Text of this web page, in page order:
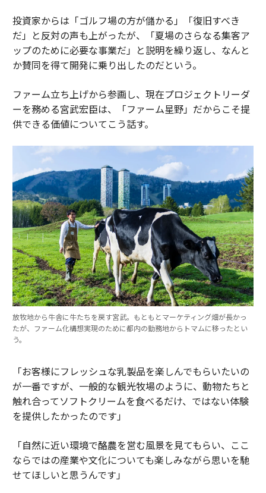
投資家からは「ゴルフ場の方が儲かる」「復旧すべき
だ」と反対の声も上がったが、「夏場のさらなる集客ア
ップのために必要な事業だ」と説明を繰り返し、なんと
か賛同を得て開発に乗り出したのだという。
ファーム立ち上げから参画し、現在プロジェクトリーダ
ーを務める宮武宏臣は、「ファーム星野」だからこそ提
供できる価値についてこう話す。
放牧地から牛舎に牛たちを戻す宮武。もともとマーケティング畑が長かっ
たが、ファーム化構想実現のために都内の勤務地からトマムに移ったとい
う。
「お客様にフレッシュな乳製品を楽しんでもらいたいの
が一番ですが、一般的な観光牧場のように、動物たちと
触れ合ってソフトクリームを食べるだけ、ではない体験
を提供したかったのです」
「自然に近い環境で酪農を営む風景を見てもらい、ここ
ならではの産業や文化についても楽しみながら思いを馳
せてほしいと思うんです」